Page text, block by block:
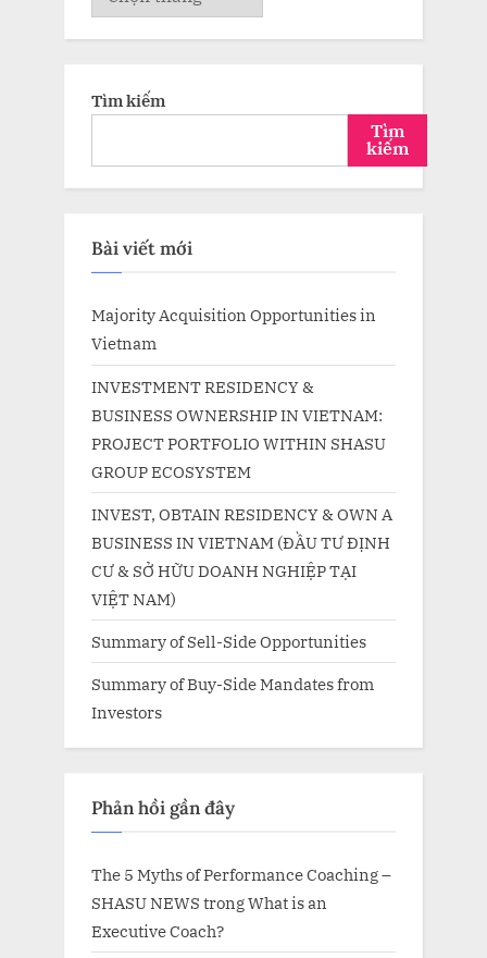
trữ
Tìm kiếm
Tìm
kiếm
Bài viết mới
Majority Acquisition Opportunities in
Vietnam
INVESTMENT RESIDENCY &
BUSINESS OWNERSHIP IN VIETNAM:
PROJECT PORTFOLIO WITHIN SHASU
GROUP ECOSYSTEM
INVEST, OBTAIN RESIDENCY & OWN A
BUSINESS IN VIETNAM (ĐẦU TƯ ĐỊNH
CƯ & SỞ HỮU DOANH NGHIỆP TẠI
VIỆT NAM)
Summary of Sell-Side Opportunities
Summary of Buy-Side Mandates from
Investors
Phản hồi gần đây
The 5 Myths of Performance Coaching –
SHASU NEWS trongWhat is an
Executive Coach?